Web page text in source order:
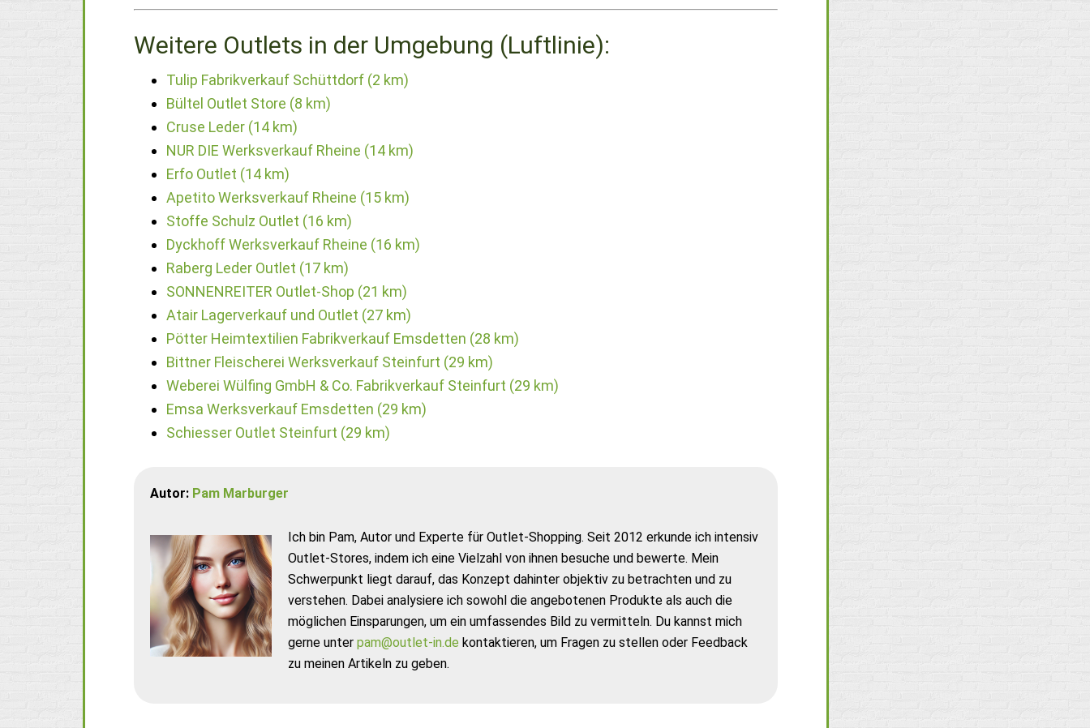
Weitere Outlets in der Umgebung (Luftlinie):
Tulip Fabrikverkauf Schüttdorf (2 km)
Bültel Outlet Store (8 km)
Cruse Leder (14 km)
NUR DIE Werksverkauf Rheine (14 km)
Erfo Outlet (14 km)
Apetito Werksverkauf Rheine (15 km)
Stoffe Schulz Outlet (16 km)
Dyckhoff Werksverkauf Rheine (16 km)
Raberg Leder Outlet (17 km)
SONNENREITER Outlet-Shop (21 km)
Atair Lagerverkauf und Outlet (27 km)
Pötter Heimtextilien Fabrikverkauf Emsdetten (28 km)
Bittner Fleischerei Werksverkauf Steinfurt (29 km)
Weberei Wülfing GmbH & Co. Fabrikverkauf Steinfurt (29 km)
Emsa Werksverkauf Emsdetten (29 km)
Schiesser Outlet Steinfurt (29 km)
Autor: Pam Marburger
Ich bin Pam, Autor und Experte für Outlet-Shopping. Seit 2012 erkunde ich intensiv
Outlet-Stores, indem ich eine Vielzahl von ihnen besuche und bewerte. Mein
Schwerpunkt liegt darauf, das Konzept dahinter objektiv zu betrachten und zu
verstehen. Dabei analysiere ich sowohl die angebotenen Produkte als auch die
möglichen Einsparungen, um ein umfassendes Bild zu vermitteln. Du kannst mich
gerne unter pam@outlet-in.de kontaktieren, um Fragen zu stellen oder Feedback
zu meinen Artikeln zu geben.